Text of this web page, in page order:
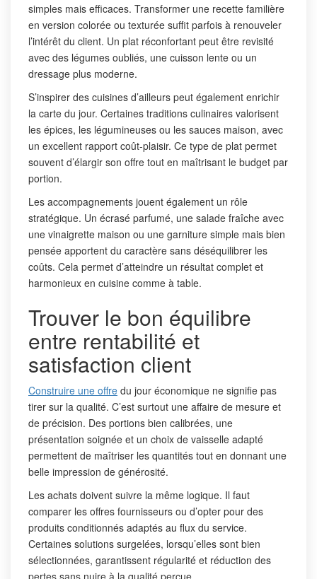
simples mais efficaces. Transformer une recette familière
en version colorée ou texturée suffit parfois à renouveler
l’intérêt du client. Un plat réconfortant peut être revisité
avec des légumes oubliés, une cuisson lente ou un
dressage plus moderne.
S’inspirer des cuisines d’ailleurs peut également enrichir
la carte du jour. Certaines traditions culinaires valorisent
les épices, les légumineuses ou les sauces maison, avec
un excellent rapport coût-plaisir. Ce type de plat permet
souvent d’élargir son offre tout en maîtrisant le budget par
portion.
Les accompagnements jouent également un rôle
stratégique. Un écrasé parfumé, une salade fraîche avec
une vinaigrette maison ou une garniture simple mais bien
pensée apportent du caractère sans déséquilibrer les
coûts. Cela permet d’atteindre un résultat complet et
harmonieux en cuisine comme à table.
Trouver le bon équilibre
entre rentabilité et
satisfaction client
Construire une offre du jour économique ne signifie pas
tirer sur la qualité. C’est surtout une affaire de mesure et
de précision. Des portions bien calibrées, une
présentation soignée et un choix de vaisselle adapté
permettent de maîtriser les quantités tout en donnant une
belle impression de générosité.
Les achats doivent suivre la même logique. Il faut
comparer les offres fournisseurs ou d’opter pour des
produits conditionnés adaptés au flux du service.
Certaines solutions surgelées, lorsqu’elles sont bien
sélectionnées, garantissent régularité et réduction des
pertes sans nuire à la qualité perçue.